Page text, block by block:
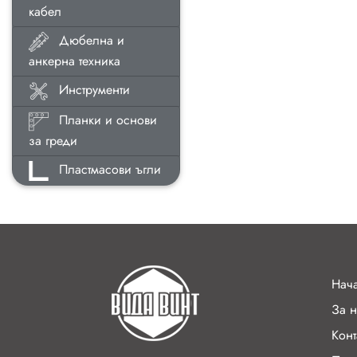
кабел
Дюбелна и
анкерна техника
Инструменти
Планки и основи
за греди
Пластмасови ъгли
За